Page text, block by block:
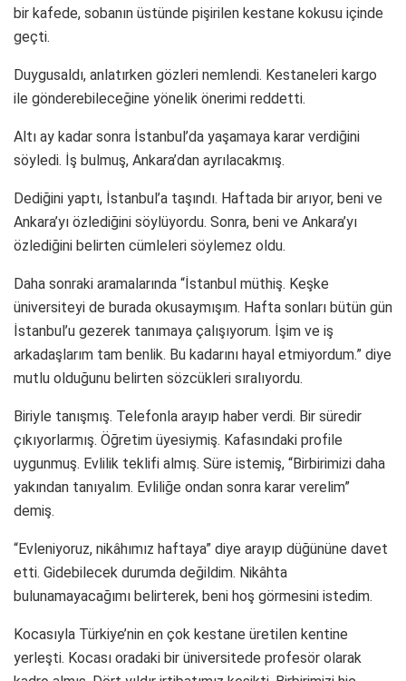
bir kafede, sobanın üstünde pişirilen kestane kokusu içinde
geçti.
Duygusaldı, anlatırken gözleri nemlendi. Kestaneleri kargo
ile gönderebileceğine yönelik önerimi reddetti.
Altı ay kadar sonra İstanbul’da yaşamaya karar verdiğini
söyledi. İş bulmuş, Ankara’dan ayrılacakmış.
Dediğini yaptı, İstanbul’a taşındı. Haftada bir arıyor, beni ve
Ankara’yı özlediğini söylüyordu. Sonra, beni ve Ankara’yı
özlediğini belirten cümleleri söylemez oldu.
Daha sonraki aramalarında “İstanbul müthiş. Keşke
üniversiteyi de burada okusaymışım. Hafta sonları bütün gün
İstanbul’u gezerek tanımaya çalışıyorum. İşim ve iş
arkadaşlarım tam benlik. Bu kadarını hayal etmiyordum.” diye
mutlu olduğunu belirten sözcükleri sıralıyordu.
Biriyle tanışmış. Telefonla arayıp haber verdi. Bir süredir
çıkıyorlarmış. Öğretim üyesiymiş. Kafasındaki profile
uygunmuş. Evlilik teklifi almış. Süre istemiş, “Birbirimizi daha
yakından tanıyalım. Evliliğe ondan sonra karar verelim”
demiş.
“Evleniyoruz, nikâhımız haftaya” diye arayıp düğününe davet
etti. Gidebilecek durumda değildim. Nikâhta
bulunamayacağımı belirterek, beni hoş görmesini istedim.
Kocasıyla Türkiye’nin en çok kestane üretilen kentine
yerleşti. Kocası oradaki bir üniversitede profesör olarak